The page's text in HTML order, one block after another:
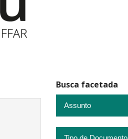
Busca facetada
Assunto